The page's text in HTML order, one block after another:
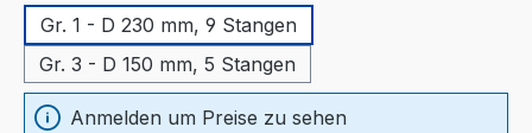
Gr. 1 - D 230 mm, 9 Stangen
Gr. 3 - D 150 mm, 5 Stangen
Anmelden um Preise zu sehen